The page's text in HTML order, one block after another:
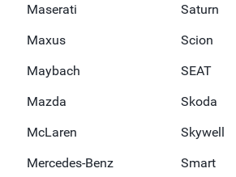
Maserati
Maxus
Maybach
Mazda
McLaren
Mercedes-Benz
Saturn
Scion
SEAT
Skoda
Skywell
Smart